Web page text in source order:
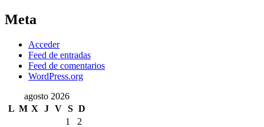
Meta
Acceder
Feed de entradas
Feed de comentarios
WordPress.org
agosto 2026
L M X J V S D
1
2